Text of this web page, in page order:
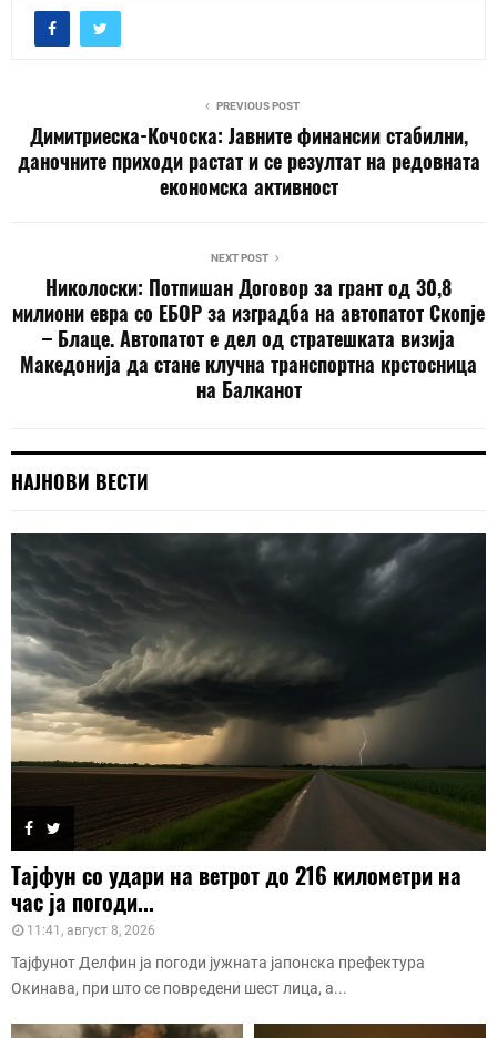
PREVIOUS POST
Димитриеска-Кочоска: Јавните финансии стабилни,
даночните приходи растат и се резултат на редовната
економска активност
NEXT POST
Николоски: Потпишан Договор за грант од 30,8
милиони евра со ЕБОР за изградба на автопатот Скопје
– Блаце. Автопатот е дел од стратешката визија
Македонија да стане клучна транспортна крстосница
на Балканот
НАЈНОВИ ВЕСТИ
Тајфун со удари на ветрот до 216 километри на
час ја погоди...
11:41, август 8, 2026
Тајфунот Делфин ја погоди јужната јапонска префектура
Окинава, при што се повредени шест лица, а...